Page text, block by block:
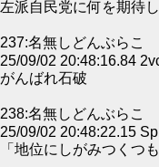
左派自民党に何を期待
237:名無しどんぶらこ
25/09/02 20:48:16.84
がんばれ石破
238:名無しどんぶらこ
25/09/02 20:48:22.15
「地位にしがみつくつ